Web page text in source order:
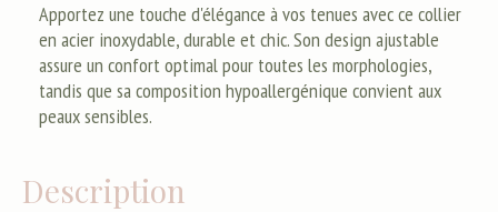
Apportez une touche d'élégance à vos tenues avec ce collier
en acier inoxydable, durable et chic. Son design ajustable
assure un confort optimal pour toutes les morphologies,
tandis que sa composition hypoallergénique convient aux
peaux sensibles.
Description